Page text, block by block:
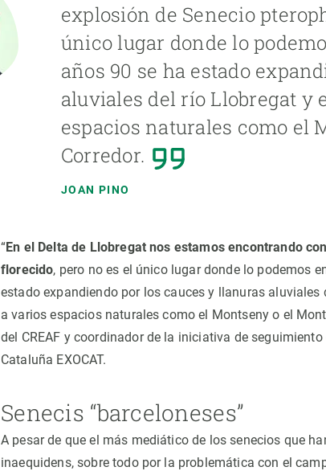
explosión de Senecio
único lugar donde lo
años 90 se ha estado
aluviales del río Llobregat y
espacios naturales como el
Corredor.
JOAN PINO
“En el Delta de Llobregat nos estamos encontrando
florecido, pero no es el único lugar donde lo podemos
estado expandiendo por los cauces y llanuras
a varios espacios naturales como el Montseny o el
del CREAF y coordinador de la iniciativa de
Cataluña EXOCAT.
Senecis “barceloneses”
A pesar de que el más mediático de los senecios que
inaequidens, sobre todo por la problemática con el